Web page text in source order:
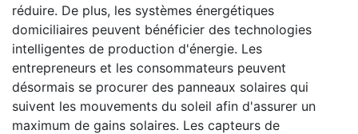
réduire. De plus, les systèmes énergétiques
domiciliaires peuvent bénéficier des technologies
intelligentes de production d'énergie. Les
entrepreneurs et les consommateurs peuvent
désormais se procurer des panneaux solaires qui
suivent les mouvements du soleil afin d'assurer un
maximum de gains solaires. Les capteurs de